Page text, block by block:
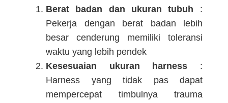
Berat badan dan ukuran tubuh :
Pekerja dengan berat badan lebih
besar cenderung memiliki toleransi
waktu yang lebih pendek
Kesesuaian ukuran harness :
Harness yang tidak pas dapat
mempercepat timbulnya trauma